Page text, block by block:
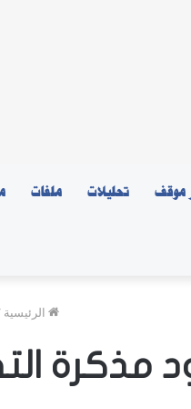
موقف تحليلات ملفات
الرئيسية
مذكرة